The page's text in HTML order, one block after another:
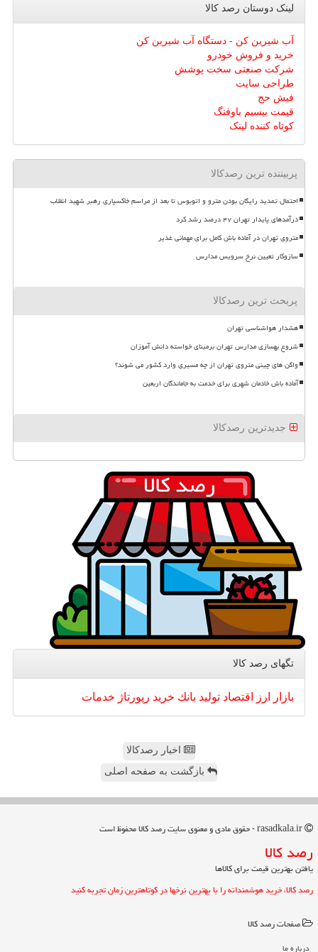
لینک دوستان رصد كالا
آب شیرین کن - دستگاه آب شیرین کن
خرید و فروش خودرو
شرکت صنعتی سخت پوشش
طراحی سایت
فیش حج
قیمت بیسیم باوفنگ
کوتاه کننده لینک
پربیننده ترین رصدکالا
احتمال تمدید رایگان بودن مترو و اتوبوس تا بعد از مراسم خاکسپاری رهبر شهید انقلاب
درآمدهای پایدار تهران ۴۷ درصد رشد کرد
متروی تهران در آماده باش کامل برای مهمانی غدیر
سازوکار تعیین نرخ سرویس مدارس
پربحث ترین رصدکالا
هشدار هواشناسی تهران
شروع بهسازی مدارس تهران برمبنای خواسته دانش آموزان
واگن های چینی متروی تهران از چه مسیری وارد کشور می شوند؟
آماده باش خادمان شهری برای خدمت به جاماندگان اربعین
جدیدترین رصدکالا
تگهای رصد كالا
بازار ارز اقتصاد تولید بانك خرید رپورتاژ خدمات
اخبار رصدکالا
بازگشت به صفحه اصلی
رصد كالا
یافتن بهترین قیمت برای کالاها
رصد کالا، خرید هوشمندانه را با بهترین نرخها در کوتاهترین زمان تجربه کنید
صفحات رصد كالا
درباره ما